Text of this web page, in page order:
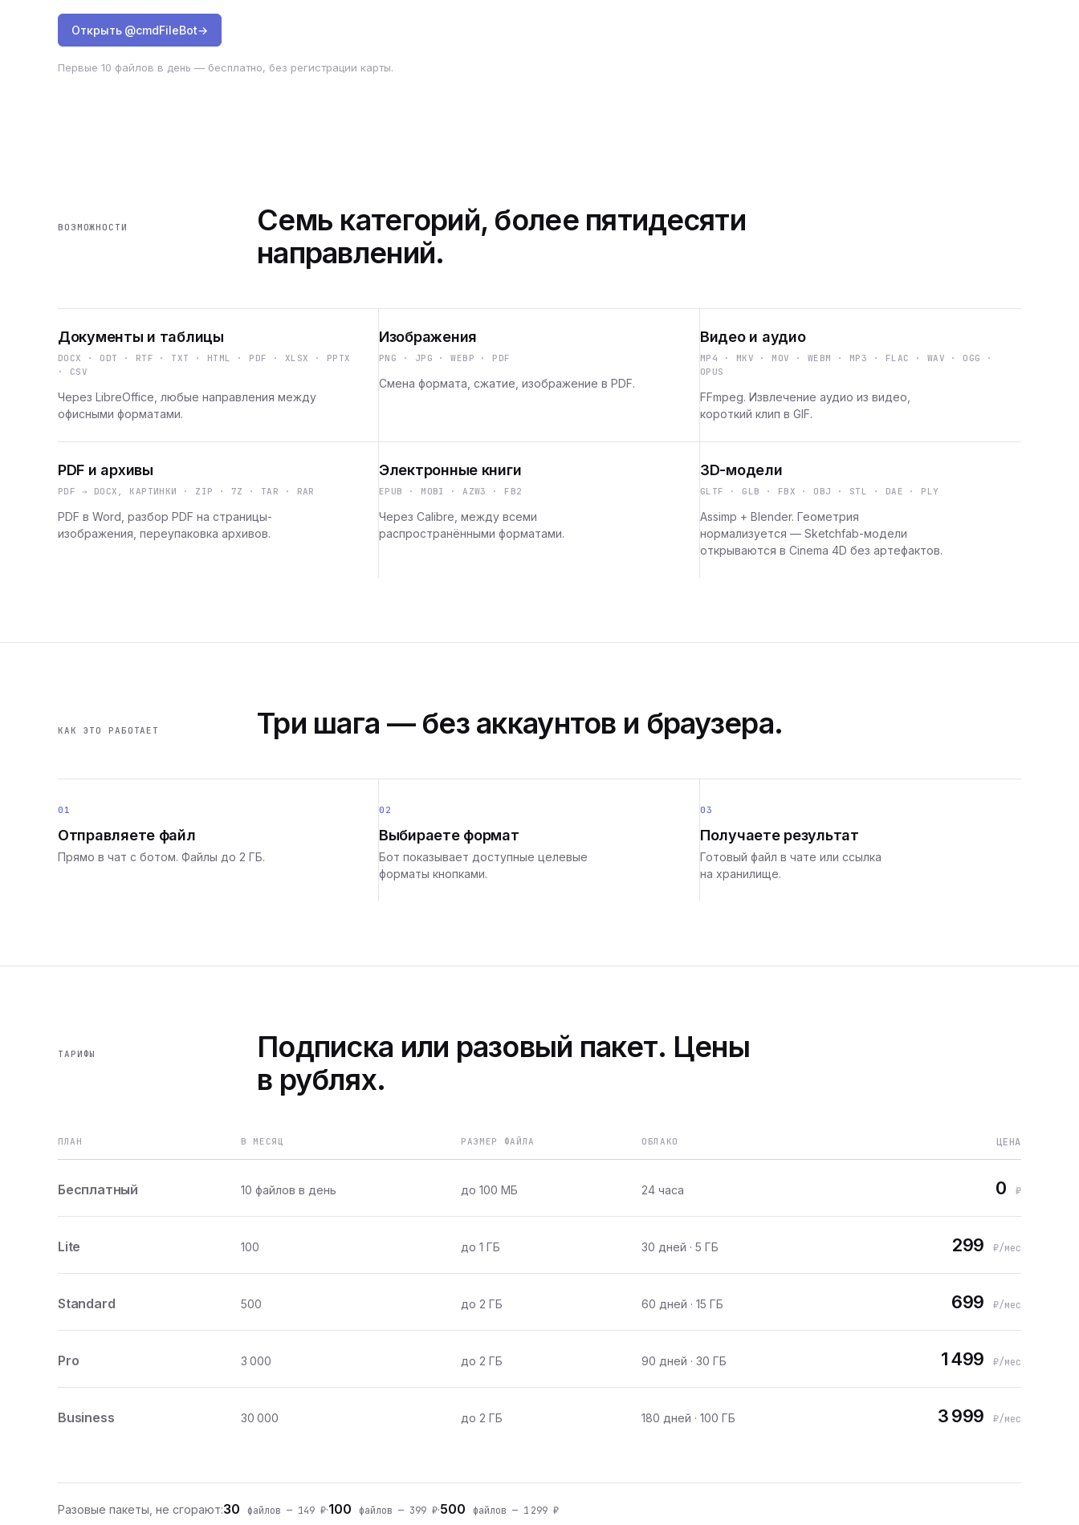
Открыть @cmdFileBot→
Первые 10 файлов в день — бесплатно, без регистрации карты.
ВОЗМОЖНОСТИ
Семь категорий, более пятидесяти
направлений.
Документы и таблицы
DOCX · ODT · RTF · TXT · HTML · PDF · XLSX · PPTX
· CSV
Через LibreOffice, любые направления между
офисными форматами.
Изображения
PNG · JPG · WEBP · PDF
Смена формата, сжатие, изображение в PDF.
Видео и аудио
MP4 · MKV · MOV · WEBM · MP3 · FLAC · WAV · OGG ·
OPUS
FFmpeg. Извлечение аудио из видео,
короткий клип в GIF.
PDF и архивы
PDF → DOCX, КАРТИНКИ · ZIP · 7Z · TAR · RAR
PDF в Word, разбор PDF на страницы-
изображения, переупаковка архивов.
Электронные книги
EPUB · MOBI · AZW3 · FB2
Через Calibre, между всеми
распространёнными форматами.
3D-модели
GLTF · GLB · FBX · OBJ · STL · DAE · PLY
Assimp + Blender. Геометрия
нормализуется — Sketchfab-модели
открываются в Cinema 4D без артефактов.
КАК ЭТО РАБОТАЕТ Три шага — без аккаунтов и браузера.
01
Отправляете файл
Прямо в чат с ботом. Файлы до 2 ГБ.
02
Выбираете формат
Бот показывает доступные целевые
форматы кнопками.
03
Получаете результат
Готовый файл в чате или ссылка
на хранилище.
ТАРИФЫ
Подписка или разовый пакет. Цены
в рублях.
ПЛАН В МЕСЯЦ РАЗМЕР ФАЙЛА ОБЛАКО ЦЕНА
Бесплатный 10 файлов в день до 100 МБ 24 часа 0 ₽
Lite 100 до 1 ГБ 30 дней · 5 ГБ 299 ₽/мес
Standard 500 до 2 ГБ 60 дней · 15 ГБ 699 ₽/мес
Pro 3 000 до 2 ГБ 90 дней · 30 ГБ 1 499 ₽/мес
Business 30 000 до 2 ГБ 180 дней · 100 ГБ 3 999 ₽/мес
Разовые пакеты, не сгорают:30 файлов — 149 ₽·100 файлов — 399 ₽·500 файлов — 1 299 ₽